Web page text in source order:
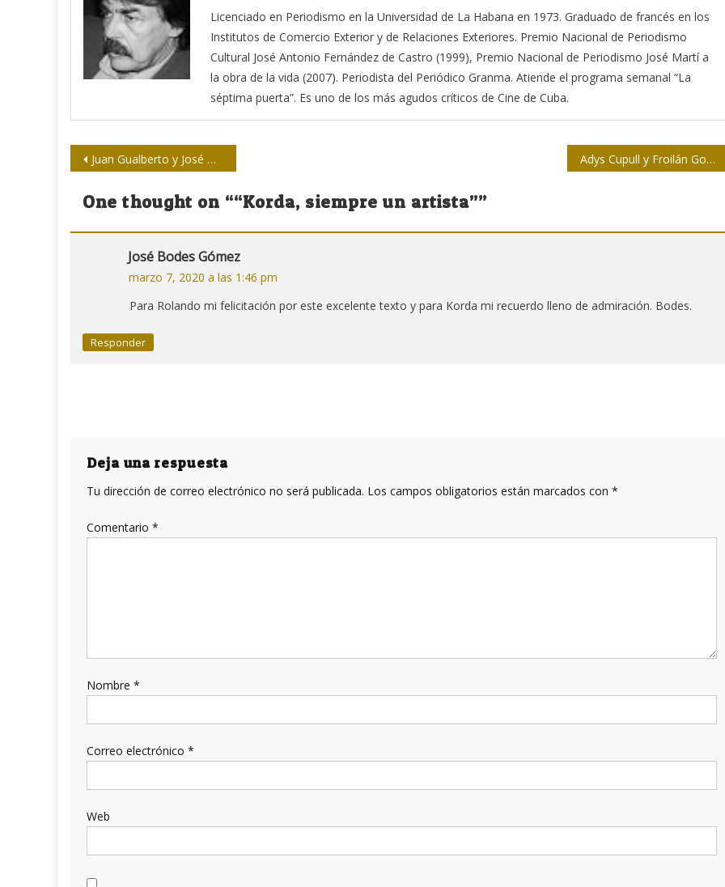
Licenciado en Periodismo en la Universidad de La Habana en 1973. Graduado de francés en los
Institutos de Comercio Exterior y de Relaciones Exteriores. Premio Nacional de Periodismo
Cultural José Antonio Fernández de Castro (1999), Premio Nacional de Periodismo José Martí a
la obra de la vida (2007). Periodista del Periódico Granma. Atiende el programa semanal “La
séptima puerta”. Es uno de los más agudos críticos de Cine de Cuba.
Navegación
de
Juan Gualberto y José Martí: un coloquio y muchas voces Adys Cupull y Froilán González en Jornada de la Prensa camagüeyana
One thought on ““Korda, siempre un artista””
José Bodes Gómez
marzo 7, 2020 a las 1:46 pm
Para Rolando mi felicitación por este excelente texto y para Korda mi recuerdo lleno de admiración. Bodes.
Responder
Deja una respuesta
Tu dirección de correo electrónico no será publicada. Los campos obligatorios están marcados con *
Comentario *
Nombre *
Correo electrónico *
Web